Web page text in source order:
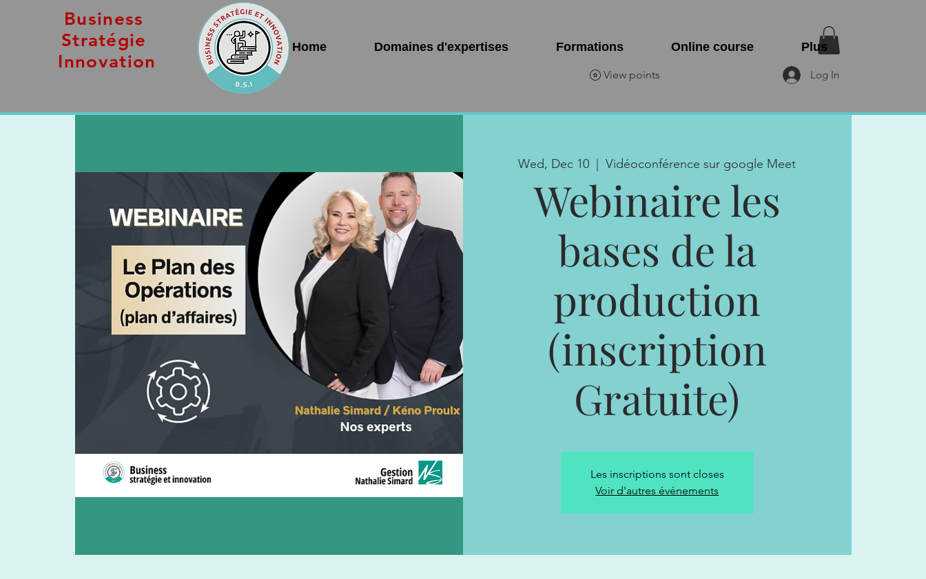
Business
Stratégie
Innovation
Log In
View points
Home Domaines d'expertises Formations Online course Plus
Wed, Dec 10
  |
Vidéoconférence sur google Meet
Webinaire les
bases de la
production
(inscription
Gratuite)
Les inscriptions sont closes
Voir d'autres événements